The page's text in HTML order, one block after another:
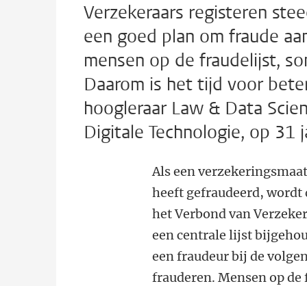
Verzekeraars registeren
een goed plan om fraude
mensen op de fraudelijst,
Daarom is het tijd voor
hoogleraar Law & Data
Digitale Technologie, op 31
Als een
heeft gefraudeerd,
het Verbond van
een centrale lijst
een fraudeur bij de
frauderen. Mensen op